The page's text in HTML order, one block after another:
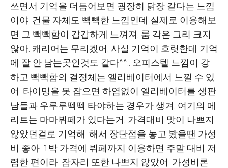
쓰면서 기억을 더듬어보면 굉장히 닭장 같다는 느낌
이야. 건물 자체도 빽빽한 느낌인데 실제로 이용해보
면 그 빽빽함이 갑갑하게 느껴져. 룸 각은 그리 크지
않아. 캐리어는 무리겠어. 사실 기억이 흐릿한데 기억
에 잘 안 남는곳인것도 같다^^:: 오피스텔 느낌이 강
하고 빽빽함의 결정체는 엘리베이터에서 느낄 수 있
어. 타이밍을 못 잡으면 하염없이 엘리베이터를 생판
남들과 우루루떽떽 타야하는 경우가 생겨. 여기의 메
리트는 마마뷔페가 있다는거. 가격대비 맛이 나쁘지
않았던걸로 기억해. 해서 장단점을 놓고 봤을땐 가성
비 좋아. 1박 가격에 뷔페까지 이용하면 주말 대비 저
렴한 편이라. 잠자리 또한 나쁘지 않았어. 가성비론